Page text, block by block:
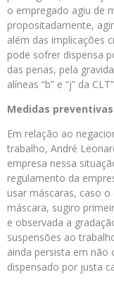
o empregado agiu de
propositadamente,
além das implicações
pode sofrer dispensa
das penas, pela
alíneas “b” e “j” da
Medidas preventivas
Em relação ao
trabalho, André
empresa nessa
regulamento da
usar máscaras, caso
máscara, sugiro
e observada a
suspensões ao
ainda persista em não
dispensado por justa